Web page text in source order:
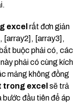
excel rất đơn giản
[array2], [array3],
buộc phải có, các
phải có cùng kích
mảng không đồng
trong excel sẽ trả
bước đầu tiên để áp